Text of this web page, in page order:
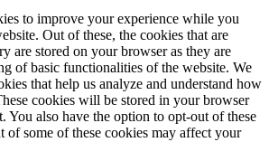
to improve your experience while you
Out of these, the cookies that are
are stored on your browser as they are
of basic functionalities of the website. We
that help us analyze and understand how
cookies will be stored in your browser
You also have the option to opt-out of these
of some of these cookies may affect your